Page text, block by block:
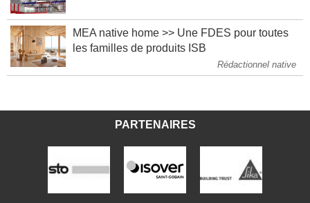
MEA native home >> Une FDES pour toutes
Rédactionnel native